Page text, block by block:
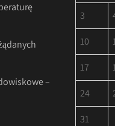
–
3
10
17
24
31